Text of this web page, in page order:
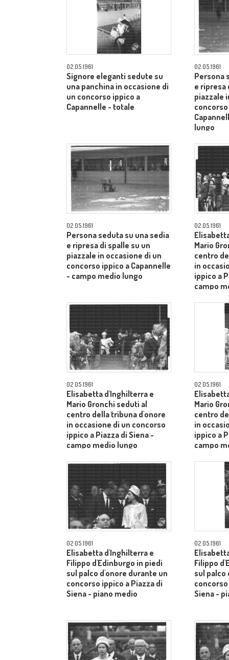
02.05.1961
Signore eleganti sedute su
una panchina in occasione di
un concorso ippico a
Capannelle - totale
02.05.1961
Persona
e ripresa
piazzale
concorso
lungo
02.05.1961
Persona seduta su una sedia
e ripresa di spalle su un
piazzale in occasione di un
concorso ippico a Capannelle
- campo medio lungo
02.05.1961
Mario
centro
in
ippico a
campo
02.05.1961
Elisabetta d'Inghilterra e
Mario Gronchi seduti al
centro della tribuna d'onore
in occasione di un concorso
ippico a Piazza di Siena -
campo medio lungo
02.05.1961
Mario
centro
in
ippico a
campo
02.05.1961
Elisabetta d'Inghilterra e
Filippo d'Edinburgo in piedi
sul palco d'onore durante un
concorso ippico a Piazza di
Siena - piano medio
02.05.1961
Filippo
sul palco
Siena -